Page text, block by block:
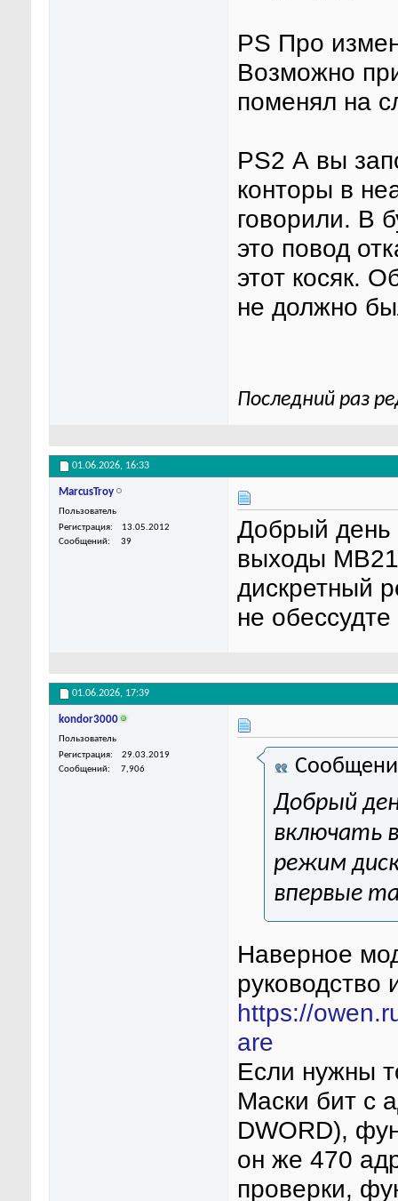
PS Про
Возможно
поменял на
PS2 А вы
конторы в
говорили. В
это повод
этот косяк.
не должно
Последний раз
01.06.2026, 16:33
MarcusTroy
Пользователь
Регистрация
13.05.2012
Сообщений
39
Добрый день
выходы
дискретный
не обессудте
01.06.2026, 17:39
kondor3000
Пользователь
Регистрация
29.03.2019
Сообщений
7,906
Добрый
включать
режим
впервые
Наверное
руководство
https://
are
Если нужны
Маски бит с
DWORD),
он же 470
проверки,